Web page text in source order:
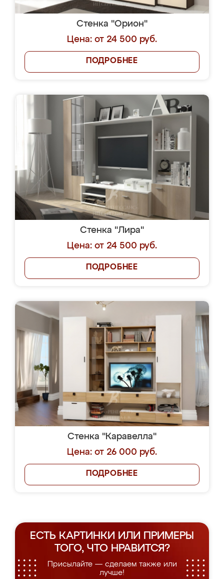
Стенка "Орион"
Цена: от 24 500 руб.
ПОДРОБНЕЕ
Стенка "Лира"
Цена: от 24 500 руб.
ПОДРОБНЕЕ
Стенка "Каравелла"
Цена: от 26 000 руб.
ПОДРОБНЕЕ
ЕСТЬ КАРТИНКИ ИЛИ ПРИМЕРЫ
ТОГО, ЧТО НРАВИТСЯ?
Присылайте — сделаем также или
лучше!